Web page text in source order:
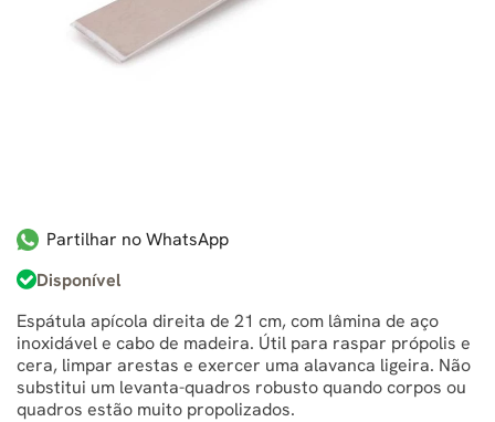
Partilhar no WhatsApp
Disponível
Espátula apícola direita de 21 cm, com lâmina de aço
inoxidável e cabo de madeira. Útil para raspar própolis e
cera, limpar arestas e exercer uma alavanca ligeira. Não
substitui um levanta-quadros robusto quando corpos ou
quadros estão muito propolizados.